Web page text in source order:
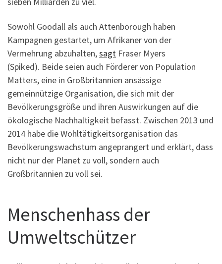
Sowohl Goodall als auch Attenborough haben
Kampagnen gestartet, um Afrikaner von der
Vermehrung abzuhalten,sagt Fraser Myers
(Spiked). Beide seien auch Förderer von Population
Matters, eine in Großbritannien ansässige
gemeinnützige Organisation, die sich mit der
Bevölkerungsgröße und ihren Auswirkungen auf die
ökologische Nachhaltigkeit befasst. Zwischen 2013 und
2014 habe die Wohltätigkeitsorganisation das
Bevölkerungswachstum angeprangert und erklärt, dass
nicht nur der Planet zu voll, sondern auch
Großbritannien zu voll sei.
Menschenhass der
Umweltschützer